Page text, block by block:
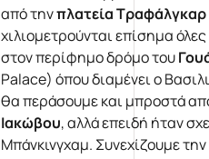
από τηνπλατεία Τραφάλγκαρ
χιλιομετρούνται επίσημα
στον περίφημο δρόμο του
Palace) όπου διαμένει ο
θα περάσουμε και μπροστά
Ιακώβου, αλλά επειδή ήταν
Μπάνκινγχαμ. Συνεχίζουμε